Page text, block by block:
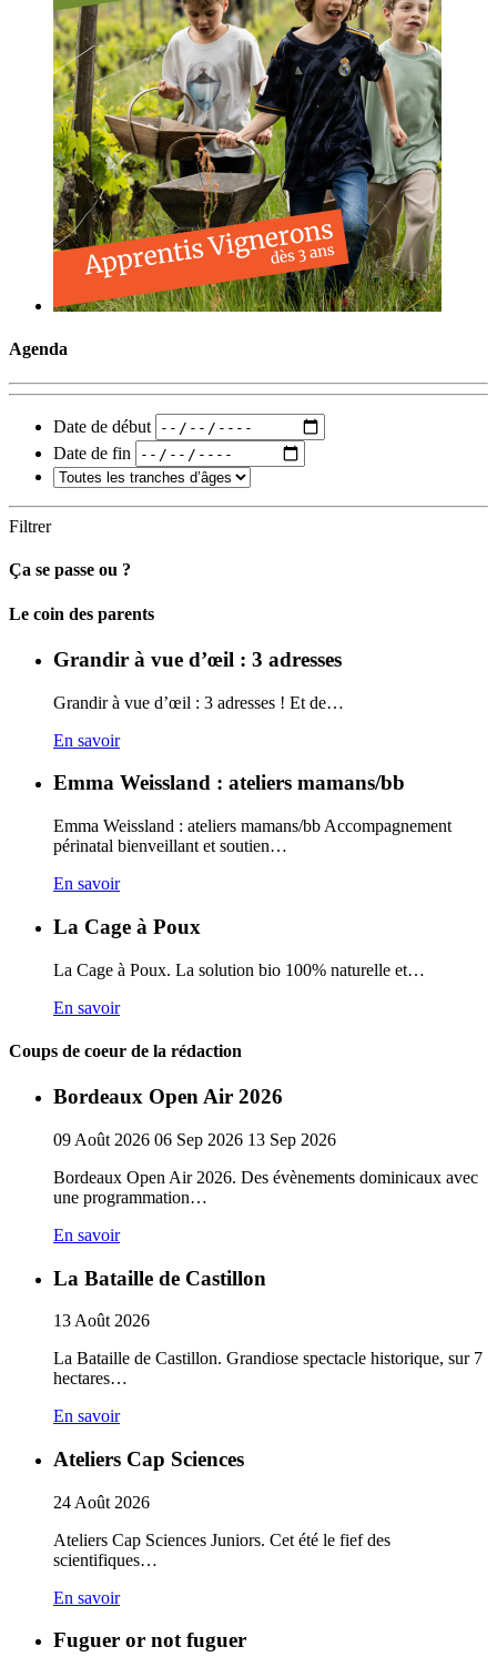
Agenda
Date de début
Date de fin
Filtrer
Ça se passe ou ?
Carto
Le coin des parents
Grandir à vue d’œil : 3 adresses
Grandir à vue d’œil : 3 adresses ! Et de…
En savoir
Emma Weissland : ateliers mamans/bb
Emma Weissland : ateliers mamans/bb Accompagnement
périnatal bienveillant et soutien…
En savoir
La Cage à Poux
La Cage à Poux. La solution bio 100% naturelle et…
En savoir
Coups de coeur de la rédaction
Bordeaux Open Air 2026
09 Août 2026 06 Sep 2026 13 Sep 2026
Bordeaux Open Air 2026. Des évènements dominicaux avec
une programmation…
En savoir
La Bataille de Castillon
13 Août 2026
La Bataille de Castillon. Grandiose spectacle historique, sur 7
hectares…
En savoir
Ateliers Cap Sciences
24 Août 2026
Ateliers Cap Sciences Juniors. Cet été le fief des
scientifiques…
En savoir
Fuguer or not fuguer